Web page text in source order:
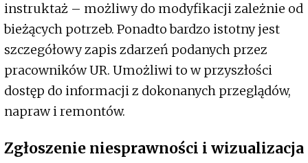
instruktaż – możliwy do modyfikacji zależnie od
bieżących potrzeb. Ponadto bardzo istotny jest
szczegółowy zapis zdarzeń podanych przez
pracowników UR. Umożliwi to w przyszłości
dostęp do informacji z dokonanych przeglądów,
napraw i remontów.
Zgłoszenie niesprawności i wizualizacja